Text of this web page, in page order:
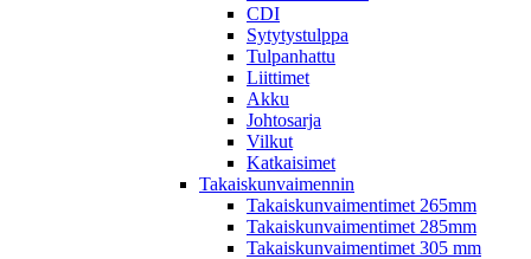
CDI
Sytytystulppa
Tulpanhattu
Liittimet
Akku
Johtosarja
Vilkut
Katkaisimet
Takaiskunvaimennin
Takaiskunvaimentimet 265mm
Takaiskunvaimentimet 285mm
Takaiskunvaimentimet 305 mm